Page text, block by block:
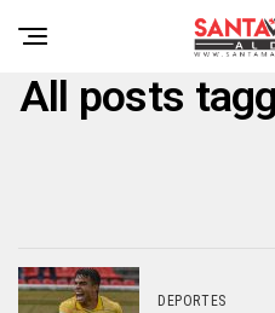
All posts
DEPORTES